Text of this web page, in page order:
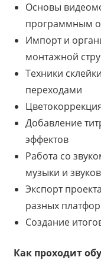
Основы
программным
Импорт и
монтажной
Техники
переходами
Добавление
эффектов
Работа со
музыки и
Экспорт
разных
Создание
Как проходит